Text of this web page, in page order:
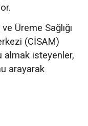
Üreme Sağlığı
(CİSAM)
almak isteyenler,
arayarak